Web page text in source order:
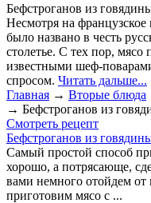
Бефстроганов из
Несмотря на
было названо в честь
столетье. С тех пор, мясо
известными шеф-
спросом. Читать дальше...
Главная → Вторые блюда
→ Бефстроганов из
Смотреть рецепт
Бефстроганов из
Самый простой способ
хорошо, а потрясающе,
вами немного отойдем от
приготовим мясо с ...